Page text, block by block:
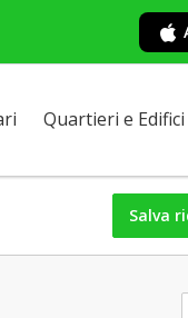
Quartieri e Edifici
Salva